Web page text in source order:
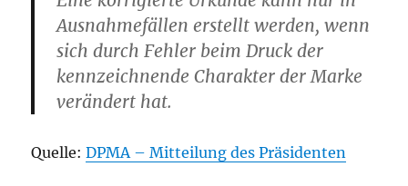
Ausnahmefällen erstellt werden, wenn
sich durch Fehler beim Druck der
kennzeichnende Charakter der Marke
verändert hat.
Quelle:DPMA – Mitteilung des Präsidenten